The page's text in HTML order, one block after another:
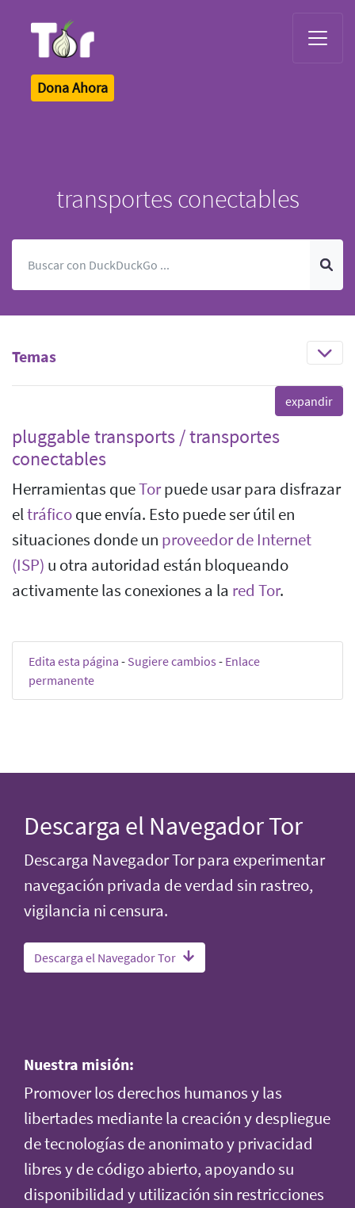
Dona Ahora
transportes conectables
Temas
pluggable transports / transportes
conectables
Herramientas queTorpuede usar para disfrazar
eltráficoque envía. Esto puede ser útil en
situaciones donde un proveedor de Internet
(ISP) u otra autoridad están bloqueando
activamente las conexiones a la red Tor.
Edita esta página - Sugiere cambios - Enlace
permanente
Descarga el Navegador Tor
Descarga Navegador Tor para experimentar
navegación privada de verdad sin rastreo,
vigilancia ni censura.
Descarga el Navegador Tor
Nuestra misión:
Promover los derechos humanos y las
libertades mediante la creación y despliegue
de tecnologías de anonimato y privacidad
libres y de código abierto, apoyando su
disponibilidad y utilización sin restricciones